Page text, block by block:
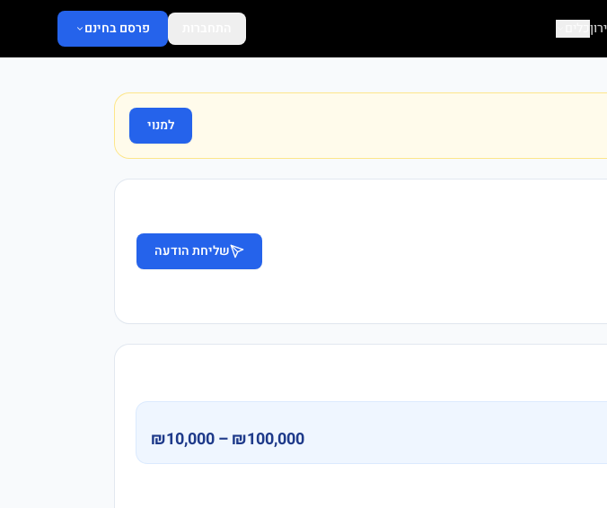
כלים פרסם בחינם
למנוי
שליחת הודעה
₪10,000 – ₪100,000